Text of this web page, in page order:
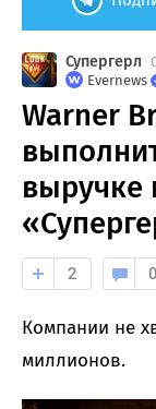
Супергерл
Evernews
Warner
выручке
2 0
Компании не
миллионов.